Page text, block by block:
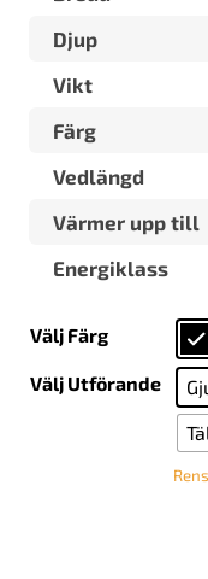
Djup
Vikt
Färg
Vedlängd
Värmer upp till
Energiklass
Välj Färg
Välj Utförande